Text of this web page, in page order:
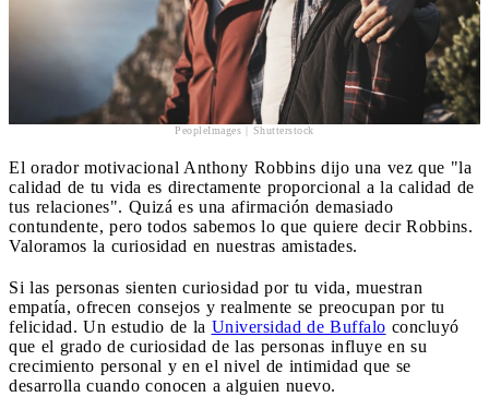
PeopleImages | Shutterstock
El orador motivacional Anthony Robbins dijo una vez que "la
calidad de tu vida es directamente proporcional a la calidad de
tus relaciones". Quizá es una afirmación demasiado
contundente, pero todos sabemos lo que quiere decir Robbins.
Valoramos la curiosidad en nuestras amistades.
Si las personas sienten curiosidad por tu vida, muestran
empatía, ofrecen consejos y realmente se preocupan por tu
felicidad. Un estudio de la Universidad de Buffalo concluyó
que el grado de curiosidad de las personas influye en su
crecimiento personal y en el nivel de intimidad que se
desarrolla cuando conocen a alguien nuevo.